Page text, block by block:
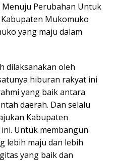
Menuju Perubahan Untuk
Mukomuko
yang maju dalam
dilaksanakan oleh
hiburan rakyat ini
yang baik antara
daerah. Dan selalu
Kabupaten
Untuk membangun
lebih maju dan lebih
yang baik dan